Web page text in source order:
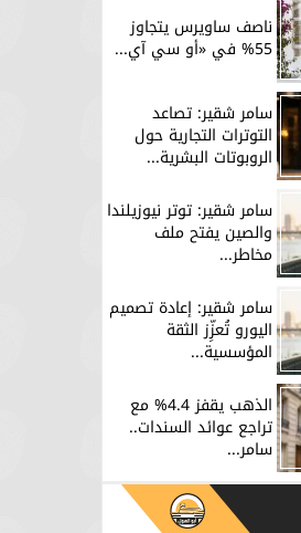
ناصف ساويرس يتجاوز
55% في «أو سي آي...
سامر شقير: تصاعد
التوترات التجارية حول
الروبوتات البشرية...
سامر شقير: توتر نيوزيلندا
والصين يفتح ملف
مخاطر...
سامر شقير: إعادة تصميم
اليورو تُعزِّز الثقة
المؤسسية...
الذهب يقفز 4.4% مع
تراجع عوائد السندات..
سامر...